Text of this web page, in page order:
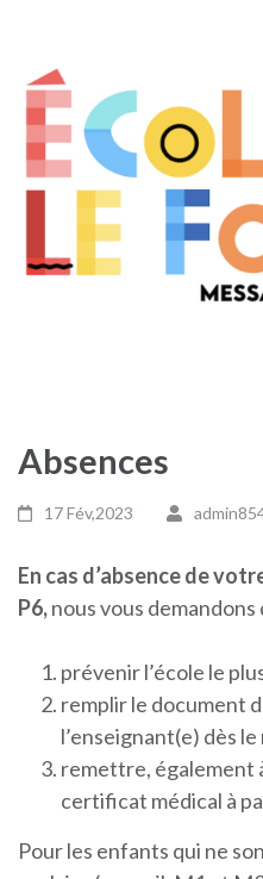
contenu
(Pressez
Entrée)
Absences
17 Fév,2023
En cas d’absence de
P6,nous vous demandons
prévenir l’école le
remplir le document
l’enseignant(e) dès
remettre, également
certificat médical à
Pour les enfants qui ne